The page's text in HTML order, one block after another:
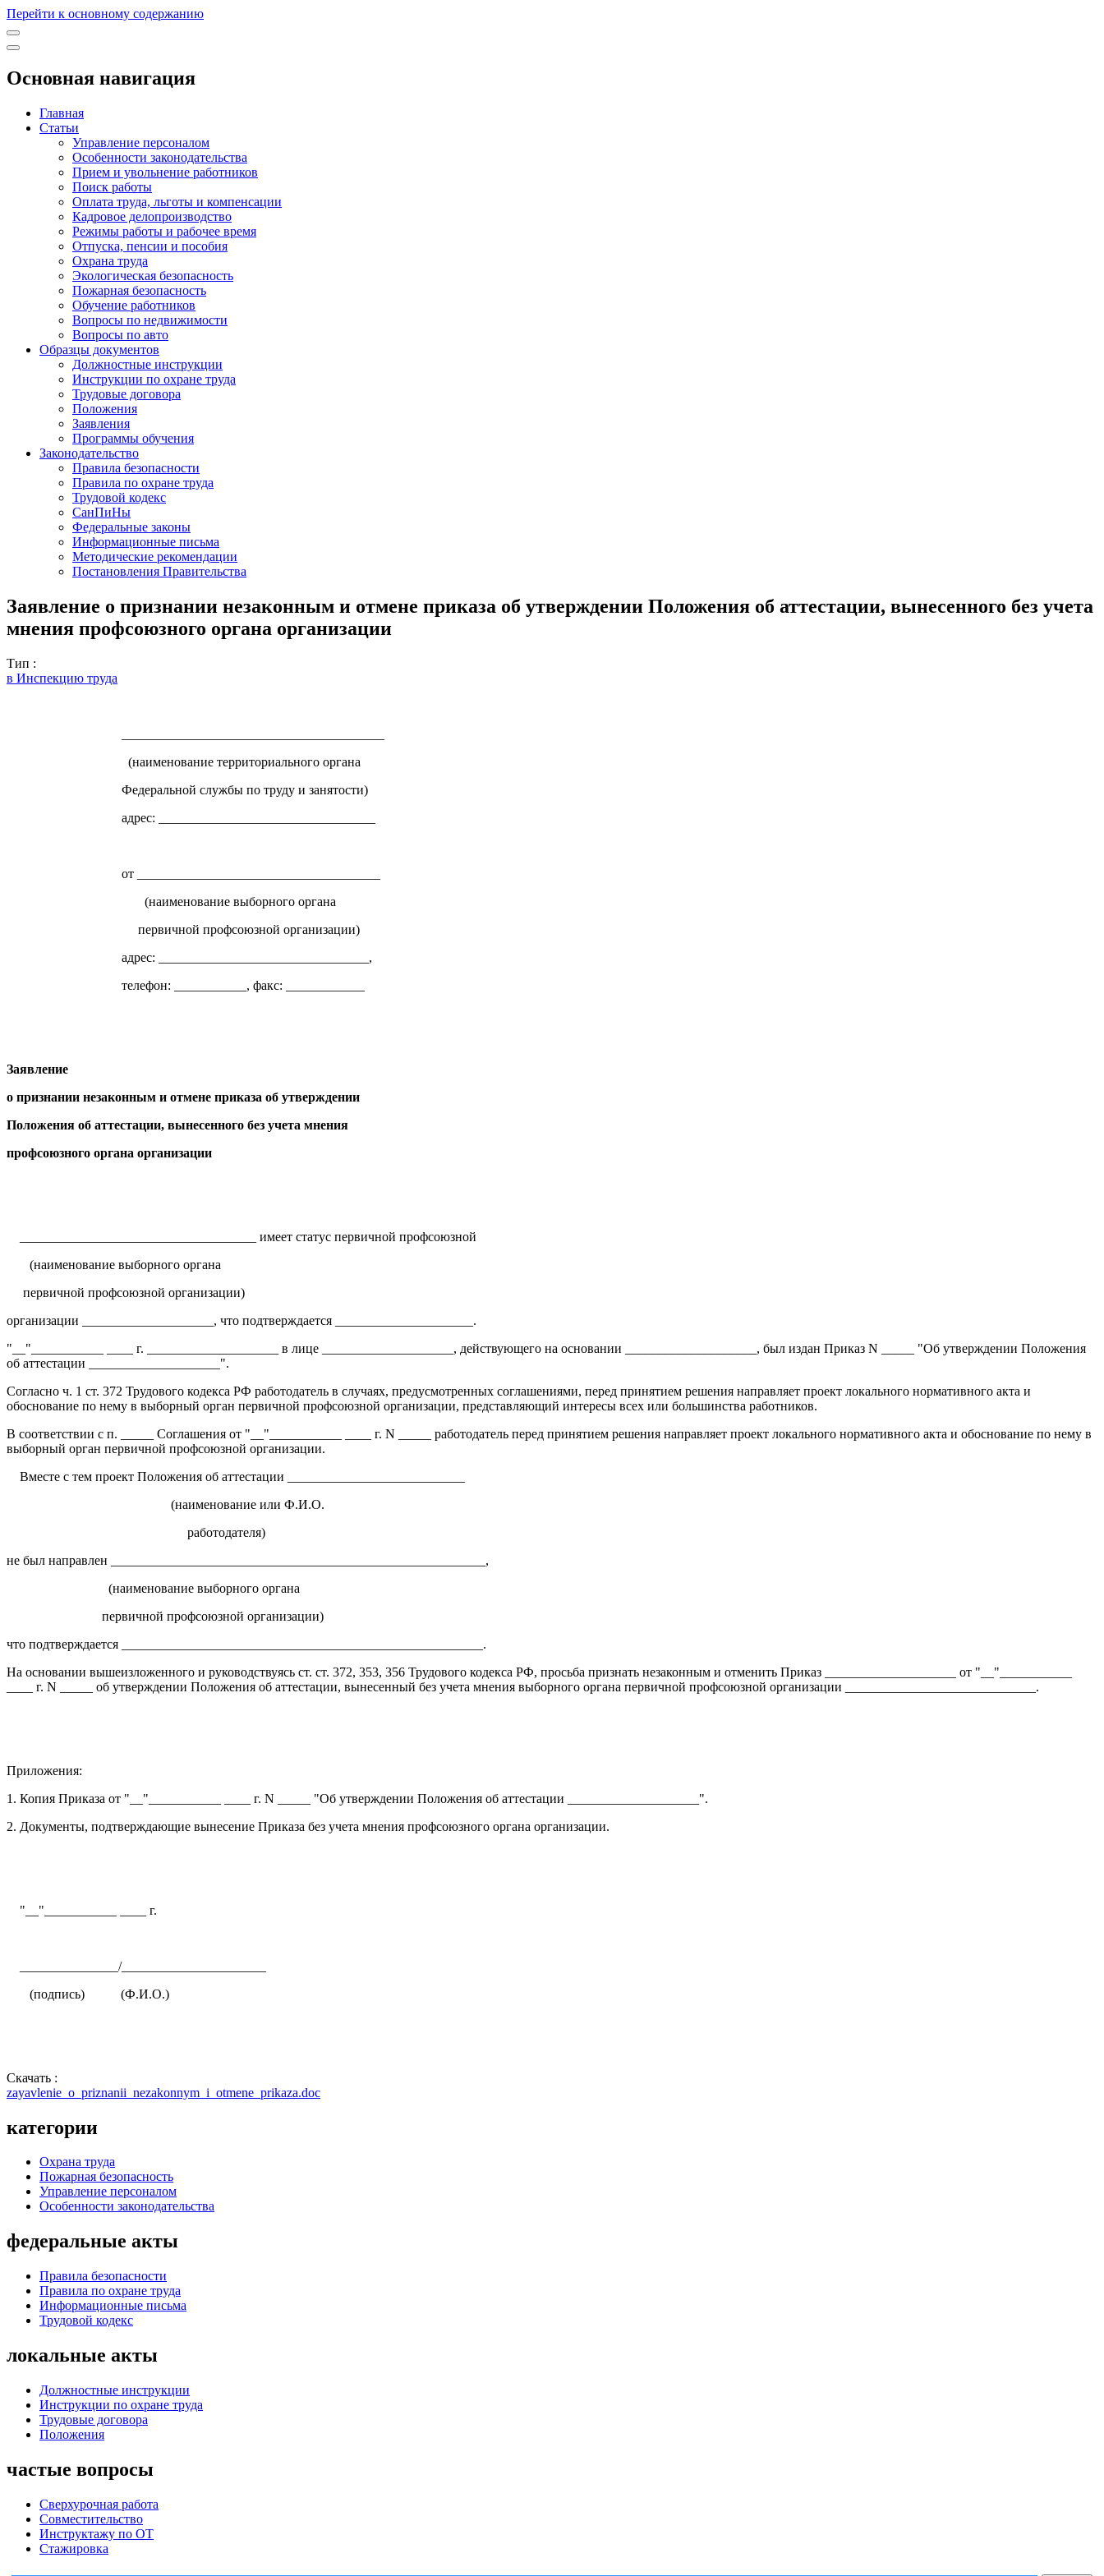
Перейти к основному содержанию
Основная навигация
Главная
Статьи
Управление персоналом
Особенности законодательства
Прием и увольнение работников
Поиск работы
Оплата труда, льготы и компенсации
Кадровое делопроизводство
Режимы работы и рабочее время
Отпуска, пенсии и пособия
Охрана труда
Экологическая безопасность
Пожарная безопасность
Обучение работников
Вопросы по недвижимости
Вопросы по авто
Образцы документов
Должностные инструкции
Инструкции по охране труда
Трудовые договора
Положения
Заявления
Программы обучения
Законодательство
Правила безопасности
Правила по охране труда
Трудовой кодекс
СанПиНы
Федеральные законы
Информационные письма
Методические рекомендации
Постановления Правительства
Заявление о признании незаконным и отмене приказа об утверждении Положения об аттестации, вынесенного без учета
мнения профсоюзного органа организации
Тип :
в Инспекцию труда
(наименование территориального органа
Федеральной службы по труду и занятости)
адрес: _________________________________
от _____________________________________
(наименование выборного органа
первичной профсоюзной организации)
адрес: ________________________________,
телефон: ___________, факс: ____________
Заявление
о признании незаконным и отмене приказа об утверждении
Положения об аттестации, вынесенного без учета мнения
профсоюзного органа организации
____________________________________ имеет статус первичной профсоюзной
(наименование выборного органа
первичной профсоюзной организации)
организации ____________________, что подтверждается _____________________.
"__"___________ ____ г. ____________________ в лице ____________________, действующего на основании ____________________, был издан Приказ N _____ "Об утверждении Положения
об аттестации ____________________".
Согласно ч. 1 ст. 372 Трудового кодекса РФ работодатель в случаях, предусмотренных соглашениями, перед принятием решения направляет проект локального нормативного акта и
обоснование по нему в выборный орган первичной профсоюзной организации, представляющий интересы всех или большинства работников.
В соответствии с п. _____ Соглашения от "__"___________ ____ г. N _____ работодатель перед принятием решения направляет проект локального нормативного акта и обоснование по нему в
выборный орган первичной профсоюзной организации.
Вместе с тем проект Положения об аттестации ___________________________
(наименование или Ф.И.О.
работодателя)
не был направлен _________________________________________________________,
(наименование выборного органа
первичной профсоюзной организации)
что подтверждается _______________________________________________________.
На основании вышеизложенного и руководствуясь ст. ст. 372, 353, 356 Трудового кодекса РФ, просьба признать незаконным и отменить Приказ ____________________ от "__"___________
____ г. N _____ об утверждении Положения об аттестации, вынесенный без учета мнения выборного органа первичной профсоюзной организации _____________________________.
Приложения:
1. Копия Приказа от "__"___________ ____ г. N _____ "Об утверждении Положения об аттестации ____________________".
2. Документы, подтверждающие вынесение Приказа без учета мнения профсоюзного органа организации.
"__"___________ ____ г.
_______________/______________________
(подпись) (Ф.И.О.)
Скачать :
zayavlenie_o_priznanii_nezakonnym_i_otmene_prikaza.doc
категории
Охрана труда
Пожарная безопасность
Управление персоналом
Особенности законодательства
федеральные акты
Правила безопасности
Правила по охране труда
Информационные письма
Трудовой кодекс
локальные акты
Должностные инструкции
Инструкции по охране труда
Трудовые договора
Положения
частые вопросы
Сверхурочная работа
Совместительство
Инструктажу по ОТ
Стажировка